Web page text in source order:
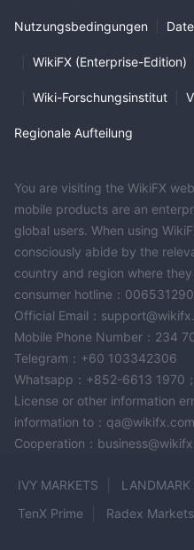
Nutzungsbedingungen
WikiFX (Enterprise-Edition)
Wiki-Forschungsinstitut
Regionale Aufteilung
You are visiting the WikiFX
mobile products are an
global users. When using
consciously abide by the
country and region where
consumer hotline：
Official Email：
Mobile Phone Number：234
Telegram：+60 103342306
Whatsapp：+852-6613 1970；
License or other information
information to：qa@wikifx.com
Cooperation：
IVY MARKETS LANDMARK
TenX Prime
Radex Markets